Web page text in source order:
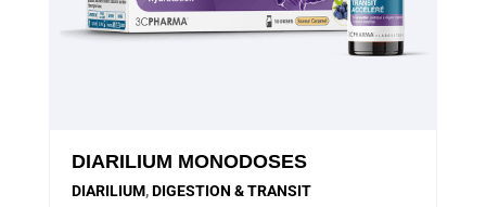
DIARILIUM MONODOSES
DIARILIUM,DIGESTION & TRANSIT